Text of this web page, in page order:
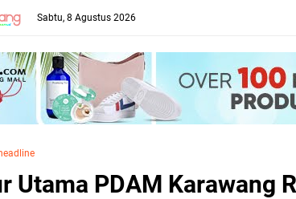
Sabtu, 8 Agustus 2026
headline
Utama PDAM Karawang